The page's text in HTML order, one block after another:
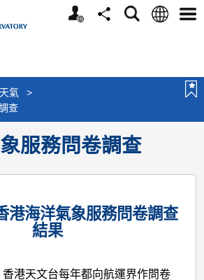
個
分
搜
語
選
氣
>
查
服務問卷調查
港海洋氣象服務問卷調查
結果
港天文台每年都向航運界作問卷